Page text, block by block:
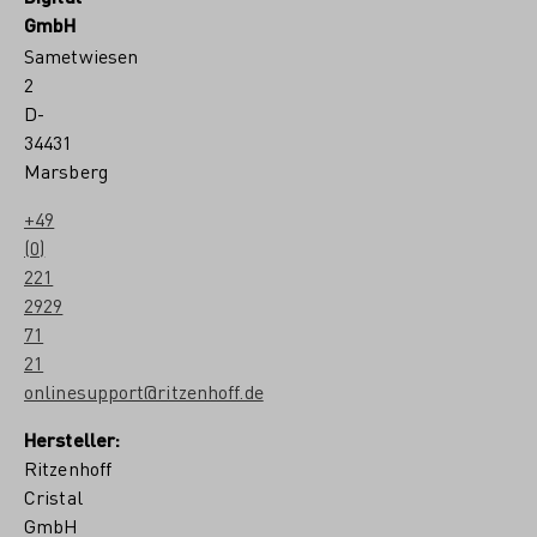
GmbH
Sametwiesen
2
D-
34431
Marsberg
+49
(0)
221
2929
71
21
onlinesupport@ritzenhoff.de
Hersteller:
Ritzenhoff
Cristal
GmbH